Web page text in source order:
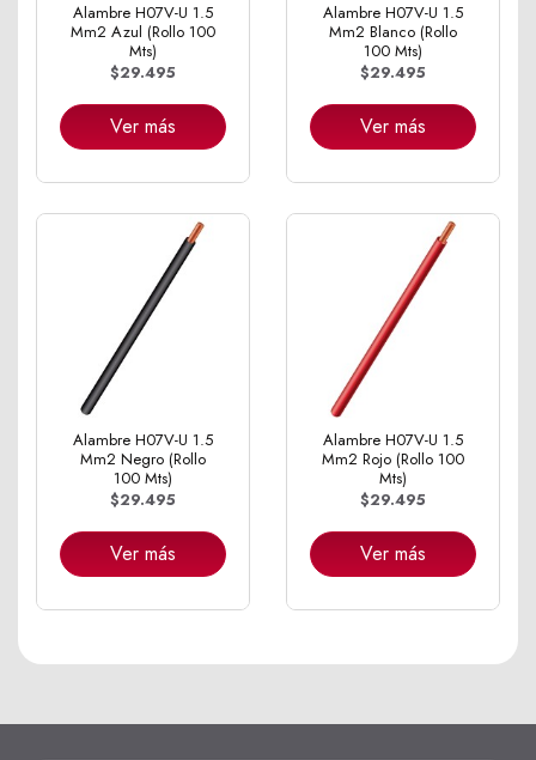
Alambre H07V-U 1.5
Mm2 Azul (Rollo 100
Mts)
$29.495
Ver más
Alambre H07V-U 1.5
Mm2 Blanco (Rollo
100 Mts)
$29.495
Ver más
Alambre H07V-U 1.5
Mm2 Negro (Rollo
100 Mts)
$29.495
Ver más
Alambre H07V-U 1.5
Mm2 Rojo (Rollo 100
Mts)
$29.495
Ver más